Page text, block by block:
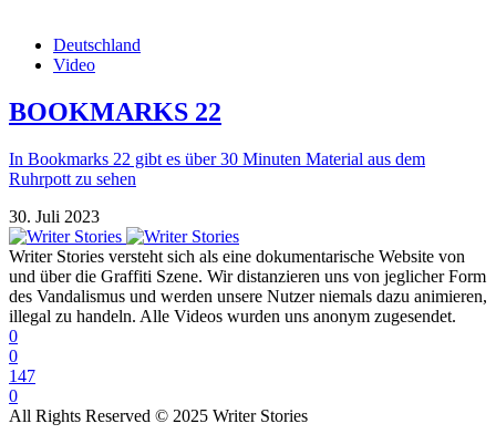
Deutschland
Video
BOOKMARKS 22
In Bookmarks 22 gibt es über 30 Minuten Material aus dem
Ruhrpott zu sehen
30. Juli 2023
Writer Stories versteht sich als eine dokumentarische Website von
und über die Graffiti Szene. Wir distanzieren uns von jeglicher Form
des Vandalismus und werden unsere Nutzer niemals dazu animieren,
illegal zu handeln. Alle Videos wurden uns anonym zugesendet.
0
0
147
0
All Rights Reserved © 2025 Writer Stories